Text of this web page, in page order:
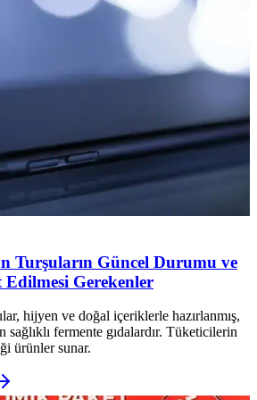
Turşuların Güncel Durumu ve
Gerekenler
hijyen ve doğal içeriklerle hazırlanmış,
sağlıklı fermente gıdalardır. Tüketicilerin
ürünler sunar.